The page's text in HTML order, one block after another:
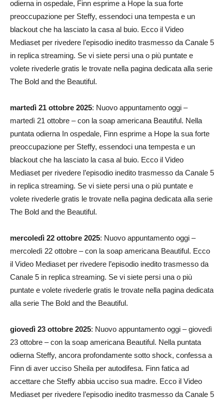
odierna in ospedale, Finn esprime a Hope la sua forte
preoccupazione per Steffy, essendoci una tempesta e un
blackout che ha lasciato la casa al buio. Ecco il Video
Mediaset per rivedere l’episodio inedito trasmesso da Canale 5
in replica streaming. Se vi siete persi una o più puntate e
volete rivederle gratis le trovate nella pagina dedicata alla serie
The Bold and the Beautiful.
martedì 21 ottobre 2025: Nuovo appuntamento oggi –
martedì 21 ottobre – con la soap americana Beautiful. Nella
puntata odierna In ospedale, Finn esprime a Hope la sua forte
preoccupazione per Steffy, essendoci una tempesta e un
blackout che ha lasciato la casa al buio. Ecco il Video
Mediaset per rivedere l’episodio inedito trasmesso da Canale 5
in replica streaming. Se vi siete persi una o più puntate e
volete rivederle gratis le trovate nella pagina dedicata alla serie
The Bold and the Beautiful.
mercoledì 22 ottobre 2025: Nuovo appuntamento oggi –
mercoledì 22 ottobre – con la soap americana Beautiful. Ecco
il Video Mediaset per rivedere l’episodio inedito trasmesso da
Canale 5 in replica streaming. Se vi siete persi una o più
puntate e volete rivederle gratis le trovate nella pagina dedicata
alla serie The Bold and the Beautiful.
giovedì 23 ottobre 2025: Nuovo appuntamento oggi – giovedì
23 ottobre – con la soap americana Beautiful. Nella puntata
odierna Steffy, ancora profondamente sotto shock, confessa a
Finn di aver ucciso Sheila per autodifesa. Finn fatica ad
accettare che Steffy abbia ucciso sua madre. Ecco il Video
Mediaset per rivedere l’episodio inedito trasmesso da Canale 5